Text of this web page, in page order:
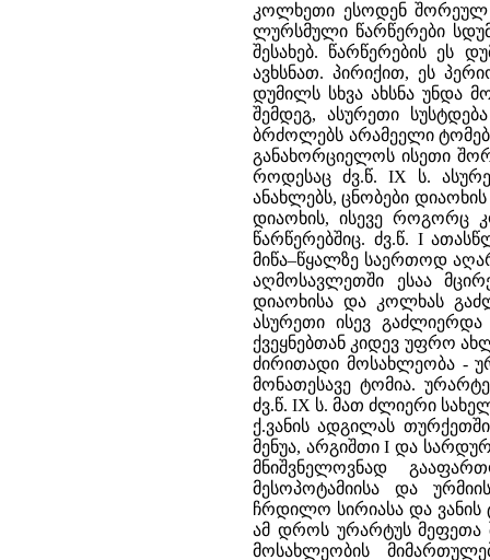
კოლხეთი ესოდენ შორეულ
ლურსმული წარწერები
შესახებ. წარწერების ეს
ავხსნათ. პირიქით, ეს
დუმილს სხვა ახსნა უნდა
შემდეგ, ასურეთი
ბრძოლებს არამეელი
განახორციელოს ისეთი
როდესაც ძვ.წ. IX ს.
ანახლებს, ცნობები
დიაოხის, ისევე როგორც
წარწერებშიც. ძვ.წ. I
მიწა–წყალზე საერთოდ
აღმოსავლეთში ესაა
დიაოხისა და კოლხას
ასურეთი ისევ გაძლიერდა
ქვეყნებთან კიდევ უფრო
ძირითადი მოსახლეობა -
მონათესავე ტომია.
ძვ.წ. IX ს. მათ ძლიერი
ქ.ვანის ადგილას
მენუა, არგიშთი I და
მნიშვნელოვნად
მესოპოტამიისა და
ჩრდილო სირიასა და ვანის
ამ დროს ურარტუს მეფეთა
მოსახლეობის